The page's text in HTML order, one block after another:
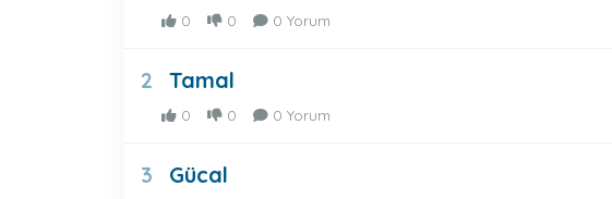
0 0 0 Yorum
2 Tamal
0 0 0 Yorum
3 Gücal